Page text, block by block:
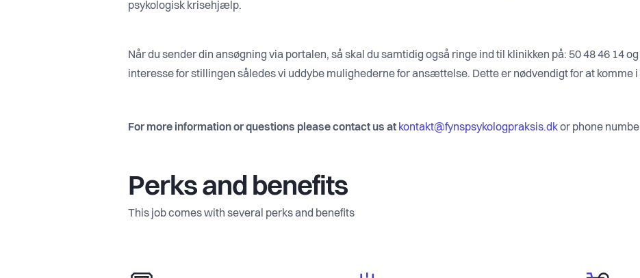
psykologisk krisehjælp.
Når du sender din ansøgning via portalen, så skal du samtidig også ringe ind til klinikken på: 50 48 46 14
interesse for stillingen således vi uddybe mulighederne for ansættelse. Dette er nødvendigt for at komme
For more information or questions please contact us at kontakt@fynspsykologpraksis.dkor phone
Perks and benefits
This job comes with several perks and benefits